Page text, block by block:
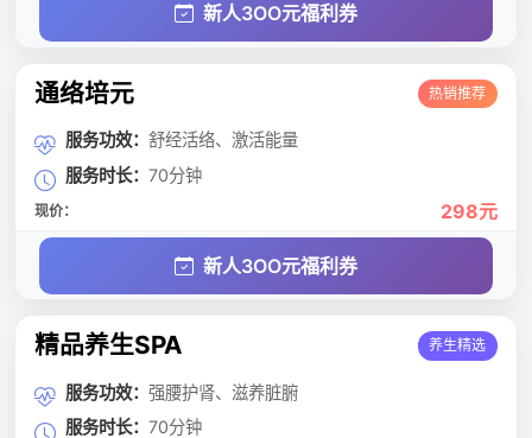
新人3OO元福利券
通络培元 热销推荐
服务功效： 舒经活络、激活能量
服务时长： 70分钟
现价： 298元
新人3OO元福利券
精品养生SPA 养生精选
服务功效： 强腰护肾、滋养脏腑
服务时长： 70分钟